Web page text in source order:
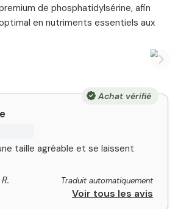
de phosphatidylsérine, afin
en nutriments essentiels aux
Achat vérifié
taille agréable et se laissent
Traduit automatiquement
Voir tous les avis